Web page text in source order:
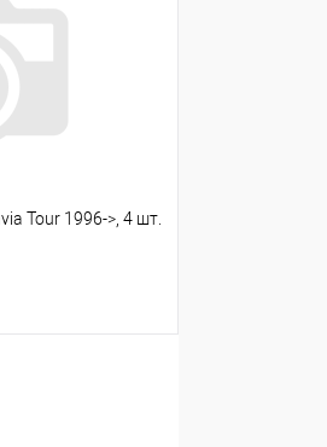
Сравнение
Под заказ
Tour 1996->, 4 шт.